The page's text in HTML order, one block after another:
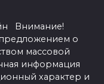
Внимание!
о
массовой
информация
характер и